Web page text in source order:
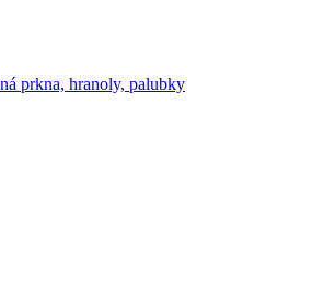
prkna, hranoly, palubky